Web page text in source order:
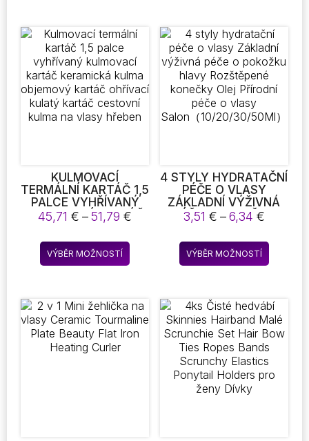
MASÁŽNÍ KARTÁČ
variant.
Možnosti
lze
vybrat
na
stránce
variant.
lze
vybrat
stránce
KULMOVACÍ
TERMÁLNÍ KARTÁČ 1,5
PALCE VYHŘÍVANÝ
KULMOVACÍ KARTÁČ
KERAMICKÁ KULMA
OBJEMOVÝ KARTÁČ
OHŘÍVACÍ KULATÝ
KARTÁČ CESTOVNÍ
45,71€ – 51,79€
VÝBĚR MOŽNOSTÍ
Tento
produkt
variant.
Možnosti
lze
4 STYLY HYDRATAČNÍ
PÉČE O VLASY
ZÁKLADNÍ VÝŽIVNÁ
PÉČE O POKOŽKU
HLAVY ROZŠTĚPENÉ
KONEČKY OLEJ
PŘÍRODNÍ PÉČE O
VLASY
3,51 € –6,34 €Rozpětí
3,51 €
až
VÝBĚR MOŽNOSTÍ
Tento
produkt
variant.
lze
vybrat
na